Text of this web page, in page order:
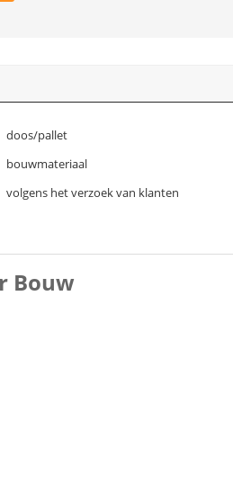
doos/pallet
bouwmateriaal
volgens het verzoek van klanten
Bouw